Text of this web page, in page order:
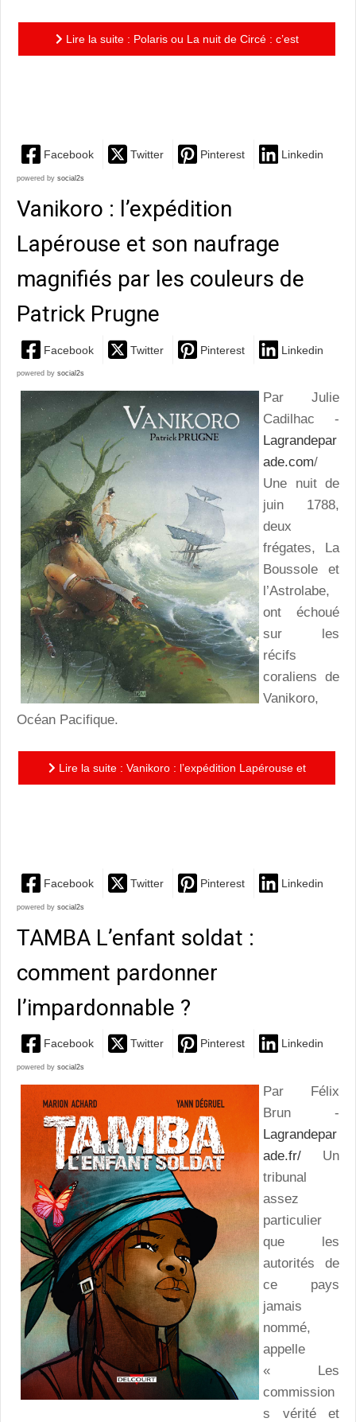
Lire la suite : Polaris ou La nuit de Circé : c’est
Facebook Twitter Pinterest Linkedin
powered by social2s
Vanikoro : l’expédition
Lapérouse et son naufrage
magnifiés par les couleurs de
Patrick Prugne
Facebook Twitter Pinterest Linkedin
powered by social2s
Par Julie
Cadilhac -
Lagrandepar
ade.com/
Une nuit de
juin 1788,
deux
frégates, La
Boussole et
l’Astrolabe,
ont échoué
sur les
récifs
coraliens de
Vanikoro,
Océan Pacifique.
Lire la suite : Vanikoro : l’expédition Lapérouse et
Facebook Twitter Pinterest Linkedin
powered by social2s
TAMBA L’enfant soldat :
comment pardonner
l’impardonnable ?
Facebook Twitter Pinterest Linkedin
powered by social2s
Par Félix
Brun -
Lagrandepar
ade.fr/ Un
tribunal
assez
particulier
que les
autorités de
ce pays
jamais
nommé,
appelle
« Les
commission
s vérité et